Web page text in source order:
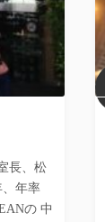
長、松
、年率
の 中